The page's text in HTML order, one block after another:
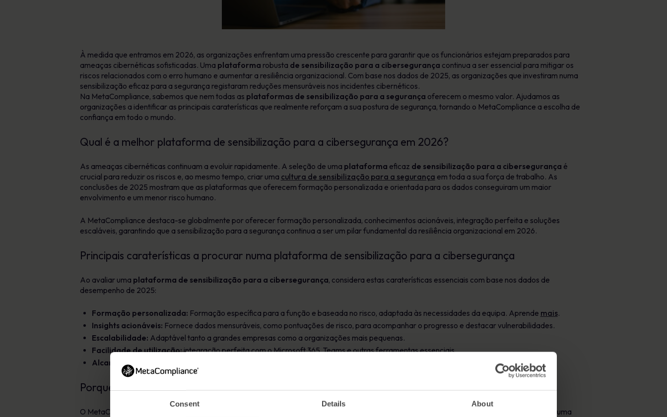
Consent Details About
À medida que entramos em 2026, as organizações enfrentam uma pressão crescente para garantir que os funcionários estejam preparados para
ameaças cibernéticas sofisticadas. Uma plataforma robusta de sensibilização para a cibersegurança continua a ser essencial para mitigar os
riscos relacionados com o erro humano e aumentar a resiliência organizacional. Com base nos dados de 2025, as organizações que investiram numa
sensibilização eficaz para a segurança registaram reduções mensuráveis nos incidentes cibernéticos.
Na MetaCompliance, sabemos que nem todas as plataformas de sensibilização para a segurança oferecem o mesmo valor. Ajudamos as
organizações a identificar as principais caraterísticas que realmente reforçam a sua postura de segurança, tornando o MetaCompliance a escolha de
confiança em todo o mundo.
Qual é a melhor plataforma de sensibilização para a cibersegurança em 2026?
As ameaças cibernéticas continuam a evoluir rapidamente. A seleção de uma plataforma eficaz de sensibilização para a cibersegurança é
crucial para reduzir os riscos e, ao mesmo tempo, criar uma cultura de sensibilização para a segurança em toda a sua força de trabalho. As
conclusões de 2025 mostram que as plataformas que oferecem formação personalizada e orientada para os dados conseguiram um maior
envolvimento e um menor risco humano.
A MetaCompliance destaca-se globalmente por oferecer formação personalizada, conhecimentos acionáveis, integração perfeita e soluções
escaláveis, garantindo que a sensibilização para a segurança continua a ser um pilar fundamental da resiliência organizacional em 2026.
Principais caraterísticas a procurar numa plataforma de sensibilização para a cibersegurança
Ao avaliar uma plataforma de sensibilização para a cibersegurança, considera estas caraterísticas essenciais com base nos dados de
desempenho de 2025:
Formação personalizada: Formação específica para a função e baseada no risco, adaptada às necessidades da equipa. Aprende mais.
Insights acionáveis: Fornece dados mensuráveis, como pontuações de risco, para acompanhar o progresso e destacar vulnerabilidades.
Escalabilidade: Adaptável tanto a grandes empresas como a organizações mais pequenas.
Facilidade de utilização:integração perfeita com o Microsoft 365, Teams e outras ferramentas essenciais.
Alcance global:
Porque é que o MetaCompliance se destaca
O MetaCompliance ajuda as organizações a enfrentar eficazmente os desafios da cibersegurança, proporcionando resultados mensuráveis e uma